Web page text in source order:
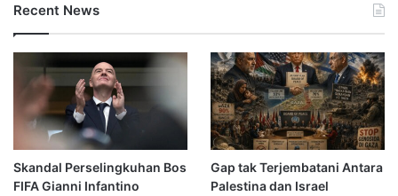
Recent News
Skandal Perselingkuhan Bos
FIFA Gianni Infantino
Gap tak Terjembatani Antara
Palestina dan Israel